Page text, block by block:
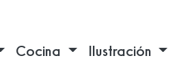
Cocina Ilustración